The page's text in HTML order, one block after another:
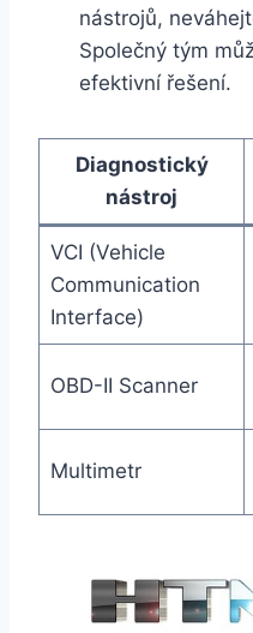
nástrojů,
Společný tým
efektivní řešení.
Diagnostický
nástroj
VCI (Vehicle
Communication
Interface)
OBD-II Scanner
Multimetr